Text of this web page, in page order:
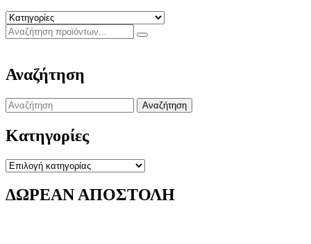
Αναζήτηση
Search
for:
Κατηγορίες
Κατηγορίες
ΔΩΡΕΑΝ ΑΠΟΣΤΟΛΗ